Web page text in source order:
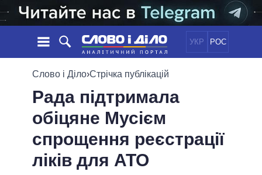
УКР РОС
НОВИНИ
СТРІЧКА
ПОДІЇ
СТАТТІ
ДУМКИ
ОГЛЯДИ
ПОЛІТИКА
ЕКОНОМІКА
СУСПІЛЬСТВО
ОБIЦЯНКИ
ПОЛIТИКИ
УСІ ПОЛІТИКИ
ПРЕЗИДЕНТ І ОФІС
ІНФОГРАФІКА
Слово і Діло›Стрічка публікацій
Рада підтримала
обіцяне Мусієм
спрощення реєстрації
ліків для АТО